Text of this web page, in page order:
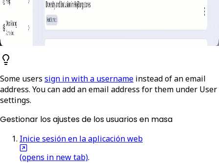
Some users sign in with a username instead of an email
address. You can add an email address for them under User
settings.
Gestionar los ajustes de los usuarios en masa
Inicie sesión en la aplicación web
(opens in new tab).